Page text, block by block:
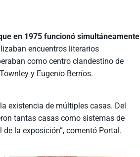
en 1975 funcionó simultáneamente
encuentros literarios
como centro clandestino de
y Eugenio Berríos.
existencia de múltiples casas. Del
tantas casas como sistemas de
la exposición”, comentó Portal.